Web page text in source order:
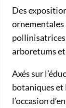
Des
ornementales
arboretums et
Axés sur
botaniques
l’occasion